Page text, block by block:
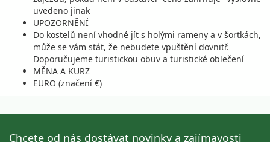
uvedeno jinak
UPOZORNĚNÍ
Do kostelů není vhodné jít s holými rameny a v šortkách,
může se vám stát, že nebudete vpuštění dovnitř.
Doporučujeme turistickou obuv a turistické oblečení
MĚNA A KURZ
EURO (značení €)
Chcete od nás dostávat novinky a zajímavosti